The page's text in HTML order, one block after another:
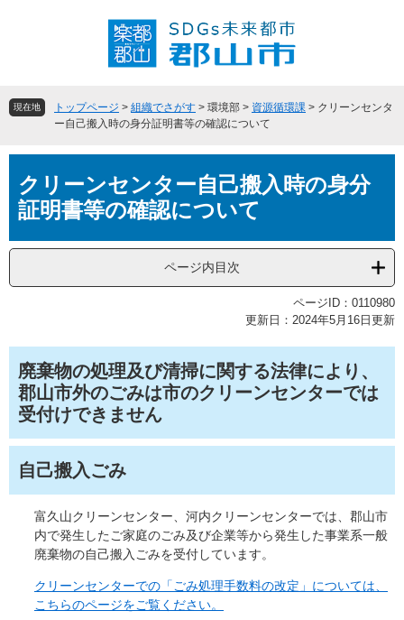
頭
飛現在地 トップページ > 組織でさがす > 環境部 > 資源循環課 > クリーンセンタ
ー自己搬入時の身分証明書等の確認について
文クリーンセンター自己搬入時の身分
証明書等の確認について
ページ内目次
ページID：0110980
更新日：2024年5月16日更新
廃棄物の処理及び清掃に関する法律により、
郡山市外のごみは市のクリーンセンターでは
受付けできません
自己搬入ごみ
富久山クリーンセンター、河内クリーンセンターでは、郡山市
内で発生したご家庭のごみ及び企業等から発生した事業系一般
廃棄物の自己搬入ごみを受付しています。
クリーンセンターでの「ごみ処理手数料の改定」については、
こちらのページをご覧ください。